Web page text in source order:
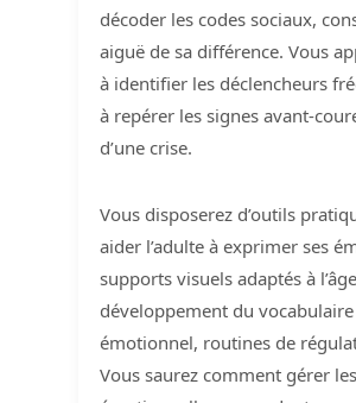
décoder les codes sociaux,
aiguë de sa différence. Vous
à identifier les déclencheurs
à repérer les signes avant-
d’une crise.
Vous disposerez d’outils
aider l’adulte à exprimer ses
supports visuels adaptés à
développement du vocabulaire
émotionnel, routines de
Vous saurez comment gérer